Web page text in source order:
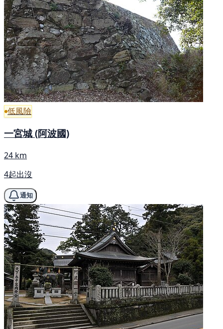
低風險
一宮城 (阿波國)
24 km
4起出沒
通知